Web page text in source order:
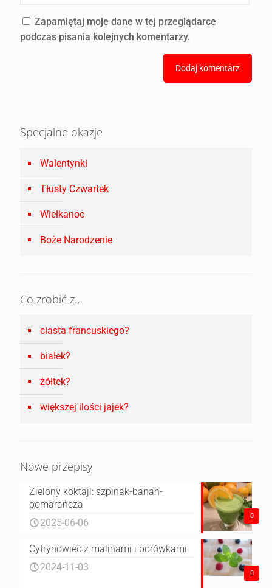
Zapamiętaj moje dane w tej przeglądarce
podczas pisania kolejnych komentarzy.
Specjalne okazje
Walentynki
Tłusty Czwartek
Wielkanoc
Boże Narodzenie
Co zrobić z…
ciasta francuskiego?
białek?
żółtek?
większej ilości jajek?
Nowe przepisy
0
Zielony koktajl: szpinak-banan-
pomarańcza
2025-06-06
0
Cytrynowiec z malinami i borówkami
2024-11-03